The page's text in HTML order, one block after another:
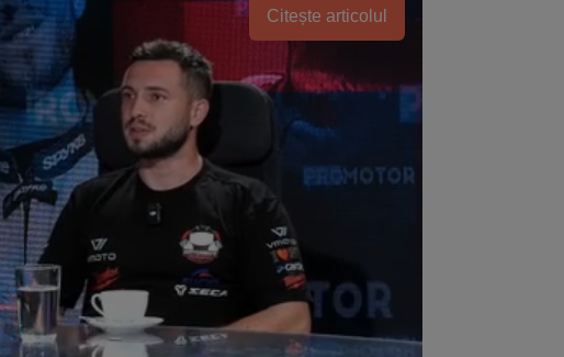
Citește articolul